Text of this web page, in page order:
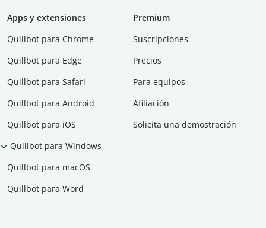
Apps y extensiones
Quillbot para Chrome
Quillbot para Edge
Quillbot para Safari
Quillbot para Android
Quillbot para iOS
Quillbot para Windows
Quillbot para macOS
Quillbot para Word
Premium
Suscripciones
Precios
Para equipos
Afiliación
Solicita una demostración